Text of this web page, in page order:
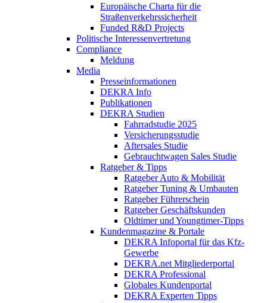
Europäische Charta für die
Straßenverkehrssicherheit
Funded R&D Projects
Politische Interessenvertretung
Compliance
Meldung
Media
Presseinformationen
DEKRA Info
Publikationen
DEKRA Studien
Fahrradstudie 2025
Versicherungsstudie
Aftersales Studie
Gebrauchtwagen Sales Studie
Ratgeber & Tipps
Ratgeber Auto & Mobilität
Ratgeber Tuning & Umbauten
Ratgeber Führerschein
Ratgeber Geschäftskunden
Oldtimer und Youngtimer-Tipps
Kundenmagazine & Portale
DEKRA Infoportal für das Kfz-
Gewerbe
DEKRA.net Mitgliederportal
DEKRA Professional
Globales Kundenportal
DEKRA Experten Tipps